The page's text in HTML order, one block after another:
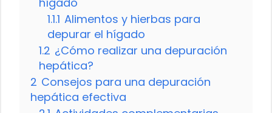
1.1.1 Alimentos y hierbas para
depurar el hígado
1.2 ¿Cómo realizar una depuración
hepática?
2 Consejos para una depuración
hepática efectiva